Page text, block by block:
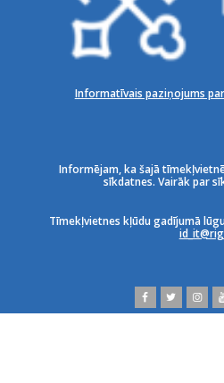
Informatīvais paziņojums
Informējam, ka šajā
sīkdatnes. Vairāk par
Tīmekļvietnes kļūdu gadījumā